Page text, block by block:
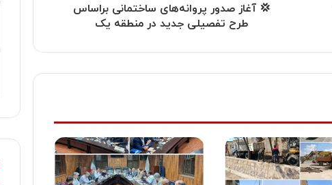
💢 آغاز صدور پروانه‌های ساختمانی براساس
طرح تفصیلی جدید در منطقه یک